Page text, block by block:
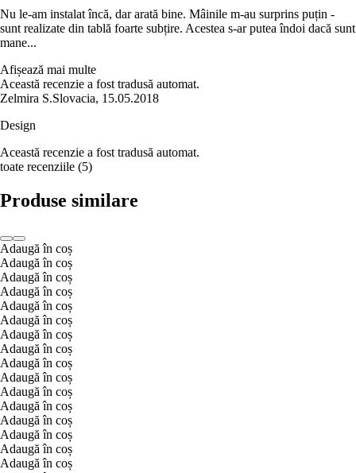
Nu le-am instalat încă, dar arată bine. Mâinile m-au surprins puțin -
sunt realizate din tablă foarte subțire. Acestea s-ar putea îndoi dacă sunt
mane...
Afișează mai multe
Această recenzie a fost tradusă automat.
Zelmira S.Slovacia, 15.05.2018
Design
Această recenzie a fost tradusă automat.
toate recenziile (5)
Produse similare
Adaugă în coș
Adaugă în coș
Adaugă în coș
Adaugă în coș
Adaugă în coș
Adaugă în coș
Adaugă în coș
Adaugă în coș
Adaugă în coș
Adaugă în coș
Adaugă în coș
Adaugă în coș
Adaugă în coș
Adaugă în coș
Adaugă în coș
Adaugă în coș